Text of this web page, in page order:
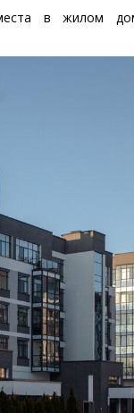
в жилом